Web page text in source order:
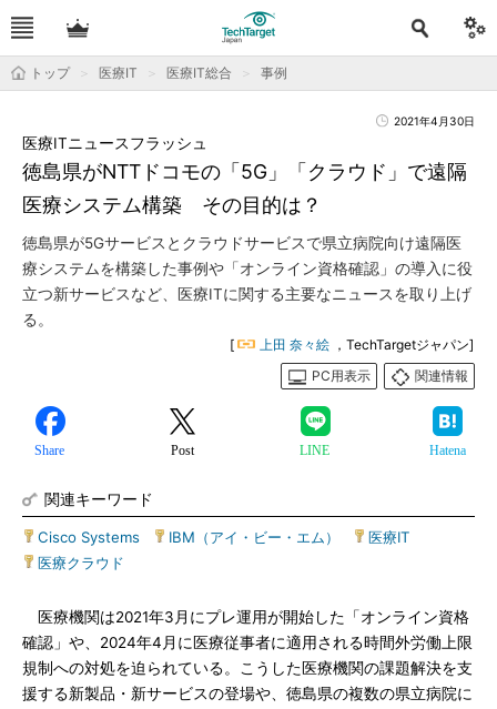
トップ 医療IT 医療IT総合 事例
2021年4月30日
徳島県がNTTドコモの「5G」「クラウド」で遠隔
医療システム構築 その目的は？
医療ITニュースフラッシュ
徳島県が5Gサービスとクラウドサービスで県立病院向け遠隔医
療システムを構築した事例や「オンライン資格確認」の導入に役
立つ新サービスなど、医療ITに関する主要なニュースを取り上げ
る。
[ 上田 奈々絵 ，TechTargetジャパン]
PC用表示
関連情報
Share Post LINE Hatena
関連キーワード
Cisco Systems IBM（アイ・ビー・エム） 医療IT
医療クラウド
医療機関は2021年3月にプレ運用が開始した「オンライン資格
確認」や、2024年4月に医療従事者に適用される時間外労働上限
規制への対処を迫られている。こうした医療機関の課題解決を支
援する新製品・新サービスの登場や、徳島県の複数の県立病院に